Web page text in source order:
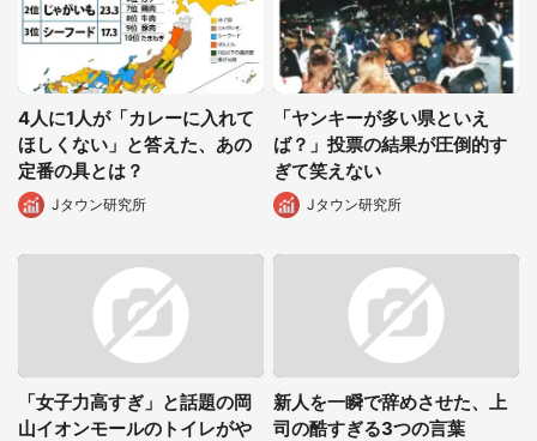
4人に1人が「カレーに入れて
ほしくない」と答えた、あの
定番の具とは？
Jタウン研究所
「ヤンキーが多い県といえ
ば？」投票の結果が圧倒的す
ぎて笑えない
Jタウン研究所
「女子力高すぎ」と話題の岡
山イオンモールのトイレがや
新人を一瞬で辞めさせた、上
司の酷すぎる3つの言葉